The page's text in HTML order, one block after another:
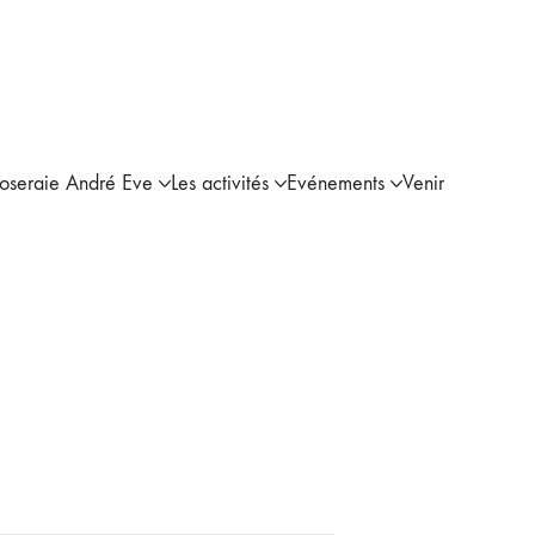
André Eve Les activités Evénements Venir